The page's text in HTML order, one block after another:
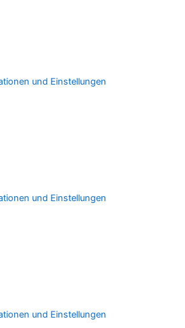
und Einstellungen
und Einstellungen
und Einstellungen